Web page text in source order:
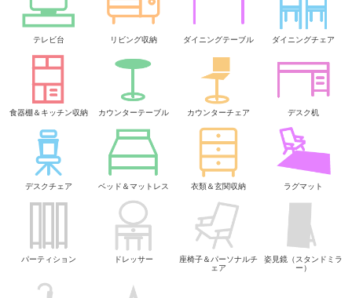
テレビ台 リビング収納 ダイニングテーブル ダイニングチェア
食器棚＆キッチン収納 カウンターテーブル カウンターチェア デスク机
デスクチェア ベッド＆マットレス 衣類＆玄関収納 ラグマット
パーティション ドレッサー
座椅子＆パーソナルチ
ェア
姿見鏡（スタンドミラ
ー）